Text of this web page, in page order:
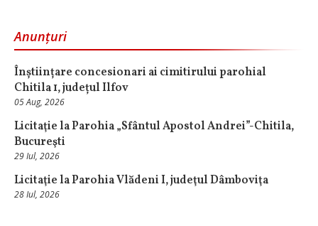
Anunțuri
Înștiințare concesionari ai cimitirului parohial
Chitila 1, județul Ilfov
05 Aug, 2026
Licitaţie la Parohia „Sfântul Apostol Andrei”-Chitila,
Bucureşti
29 Iul, 2026
Licitaţie la Parohia Vlădeni I, judeţul Dâmboviţa
28 Iul, 2026